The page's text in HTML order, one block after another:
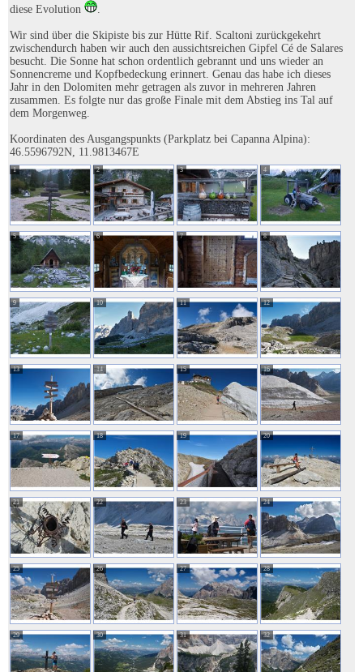
diese Evolution
.
Wir sind über die Skipiste bis zur Hütte Rif. Scaltoni zurückgekehrt
zwischendurch haben wir auch den aussichtsreichen Gipfel Cé de Salares
besucht. Die Sonne hat schon ordentlich gebrannt und uns wieder an
Sonnencreme und Kopfbedeckung erinnert. Genau das habe ich dieses
Jahr in den Dolomiten mehr getragen als zuvor in mehreren Jahren
zusammen. Es folgte nur das große Finale mit dem Abstieg ins Tal auf
dem Morgenweg.
Koordinaten des Ausgangspunkts (Parkplatz bei Capanna Alpina):
46.5596792N, 11.9813467E
1 2 3 4
5 6 7 8
9 10 11 12
13 14 15 16
17 18 19 20
21 22 23 24
25 26 27 28
29 30 31 32